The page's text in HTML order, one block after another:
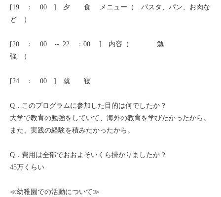
ギリシャ
[19 ： 00 ] 夕 食 メニュー（ パスタ、パン、お肉な
ど ）
[20 ： 00 ～ 22 ：00 ] 内容（ 勉
強 ）
[24 ： 00 ] 就 寝
Q．このプログラムに参加した目的は何でしたか？
大学で教育の勉強をしていて、海外の教育を学びたかったから。
また、実践の経験を積みたかったから。
Q．費用は全部でおおよそいくら掛かりましたか？
45万くらい
≪幼稚園での活動について≫